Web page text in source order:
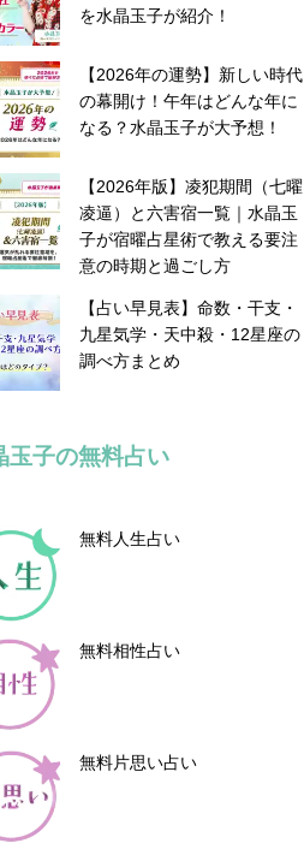
を水晶玉子が紹介！
【2026年の運勢】新しい時代
の幕開け！午年はどんな年に
なる？水晶玉子が大予想！
【2026年版】凌犯期間（七曜
凌逼）と六害宿一覧｜水晶玉
子が宿曜占星術で教える要注
意の時期と過ごし方
【占い早見表】命数・干支・
九星気学・天中殺・12星座の
調べ方まとめ
玉子の無料占い
無料人生占い
無料相性占い
無料片思い占い